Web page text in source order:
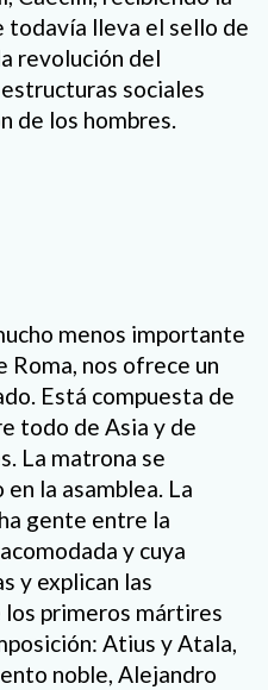
todavía lleva el sello de
revolución del
sociales
de los hombres.
menos importante
Roma, nos ofrece un
Está compuesta de
todo de Asia y de
La matrona se
la asamblea. La
gente entre la
y cuya
y explican las
los primeros mártires
Atius y Atala,
noble, Alejandro